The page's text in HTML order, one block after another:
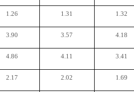
1.26 1.31 1.32
3.90 3.57 4.18
4.86 4.11 3.41
2.17 2.02 1.69